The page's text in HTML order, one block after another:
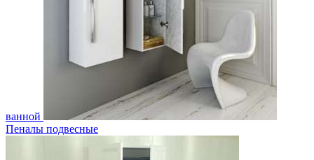
ванной
Пеналы подвесные